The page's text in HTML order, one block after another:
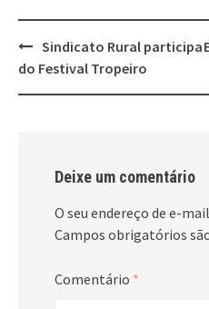
Post
navigation
Sindicato Rural participa
do Festival Tropeiro
Deixe um comentário
O seu endereço de e-
Campos obrigatórios
Comentário *